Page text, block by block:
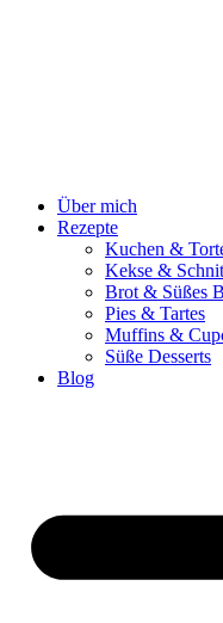
Über mich
Rezepte
Kuchen &
Kekse &
Brot & Süßes
Pies & Tartes
Muffins &
Süße Desserts
Blog